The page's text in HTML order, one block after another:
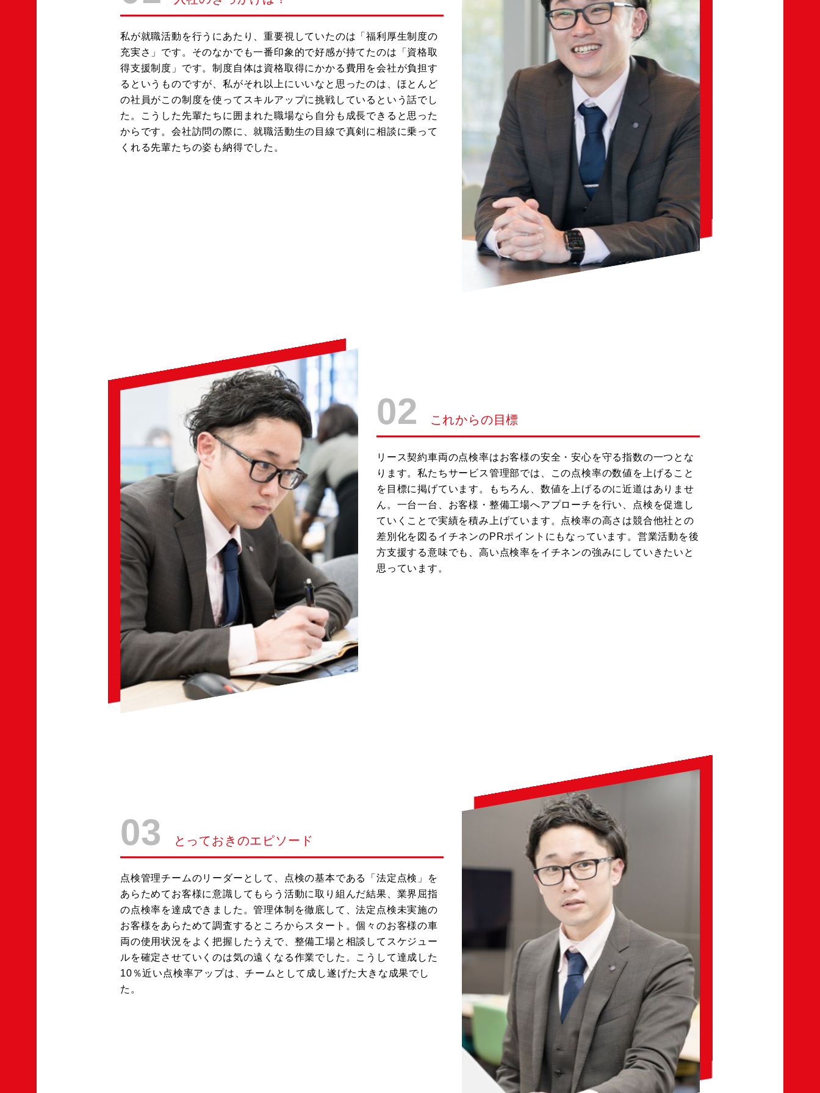
私が就職活動を行うにあたり、重要視していたのは「福利厚生制度の
充実さ」です。そのなかでも一番印象的で好感が持てたのは「資格取
得支援制度」です。制度自体は資格取得にかかる費用を会社が負担す
るというものですが、私がそれ以上にいいなと思ったのは、ほとんど
の社員がこの制度を使ってスキルアップに挑戦しているという話でし
た。こうした先輩たちに囲まれた職場なら自分も成長できると思った
からです。会社訪問の際に、就職活動生の目線で真剣に相談に乗って
くれる先輩たちの姿も納得でした。
02 これからの目標
リース契約車両の点検率はお客様の安全・安心を守る指数の一つとな
ります。私たちサービス管理部では、この点検率の数値を上げること
を目標に掲げています。もちろん、数値を上げるのに近道はありませ
ん。一台一台、お客様・整備工場へアプローチを行い、点検を促進し
ていくことで実績を積み上げています。点検率の高さは競合他社との
差別化を図るイチネンのPRポイントにもなっています。営業活動を後
方支援する意味でも、高い点検率をイチネンの強みにしていきたいと
思っています。
03 とっておきのエピソード
点検管理チームのリーダーとして、点検の基本である「法定点検」を
あらためてお客様に意識してもらう活動に取り組んだ結果、業界屈指
の点検率を達成できました。管理体制を徹底して、法定点検未実施の
お客様をあらためて調査するところからスタート。個々のお客様の車
両の使用状況をよく把握したうえで、整備工場と相談してスケジュー
ルを確定させていくのは気の遠くなる作業でした。こうして達成した
10％近い点検率アップは、チームとして成し遂げた大きな成果でし
た。